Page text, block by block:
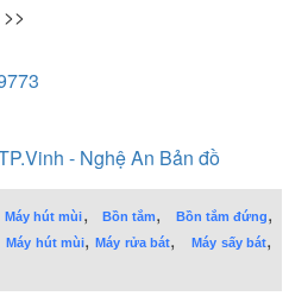
- Nghệ An Bản đồ
Máy hút mùi, Bồn tắm, Bồn tắm đứng,
Máy hút mùi,Máy rửa bát,Máy sấy bát,